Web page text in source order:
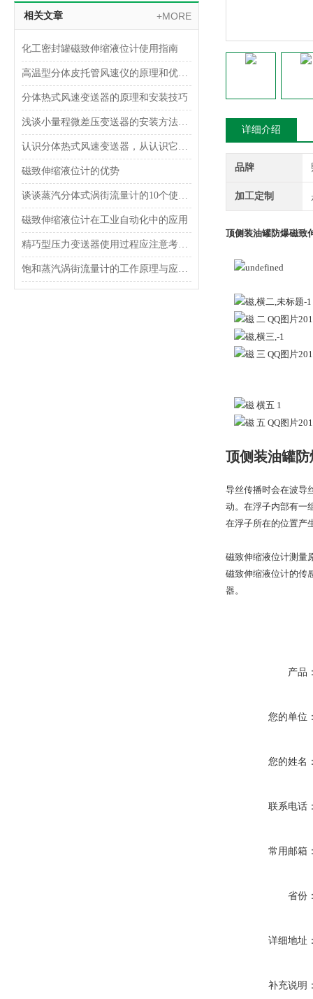
相关文章 +MORE
化工密封罐磁致伸缩液位计使用指南
高温型分体皮托管风速仪的原理和优势介绍
分体热式风速变送器的原理和安装技巧
浅谈小量程微差压变送器的安装方法及接线方式
认识分体热式风速变送器，从认识它的功能特点开始
磁致伸缩液位计的优势
谈谈蒸汽分体式涡街流量计的10个使用要点
磁致伸缩液位计在工业自动化中的应用
精巧型压力变送器使用过程应注意考虑什么？
饱和蒸汽涡街流量计的工作原理与应用分析
详细介绍
品牌
加工定制
顶侧装油罐防爆磁致
顶侧装油罐
导丝传播时会在波导
动。在浮子内部有一
在浮子所在的位置产
磁致伸缩液位计测量
磁致伸缩液位计的传
器。
产品
您的单位
您的姓名
联系电话
常用邮箱
省份
详细地址
补充说明